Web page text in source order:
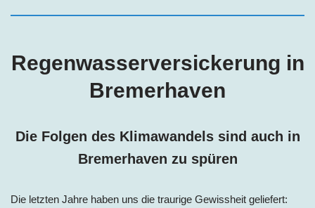
Regenwasserversickerung in
Bremerhaven
Die Folgen des Klimawandels sind auch in
Bremerhaven zu spüren
Die letzten Jahre haben uns die traurige Gewissheit geliefert: